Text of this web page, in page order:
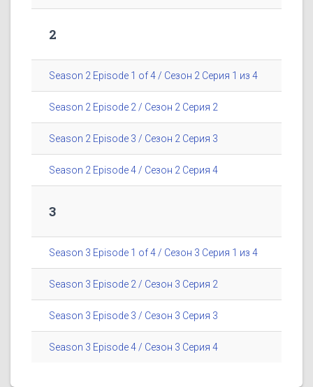
2
Season 2 Episode 1 of 4 / Сезон 2 Серия 1 из 4
Season 2 Episode 2 / Сезон 2 Серия 2
Season 2 Episode 3 / Сезон 2 Серия 3
Season 2 Episode 4 / Сезон 2 Серия 4
3
Season 3 Episode 1 of 4 / Сезон 3 Серия 1 из 4
Season 3 Episode 2 / Сезон 3 Серия 2
Season 3 Episode 3 / Сезон 3 Серия 3
Season 3 Episode 4 / Сезон 3 Серия 4